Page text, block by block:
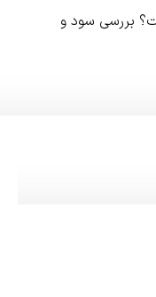
بررسی سود و